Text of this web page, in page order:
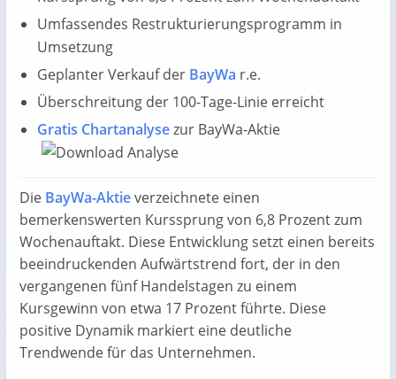
Umfassendes Restrukturierungsprogramm in
Umsetzung
Geplanter Verkauf der BayWa r.e.
Überschreitung der 100-Tage-Linie erreicht
Gratis Chartanalysezur BayWa-Aktie
Die BayWa-Aktieverzeichnete einen
bemerkenswerten Kurssprung von 6,8 Prozent zum
Wochenauftakt. Diese Entwicklung setzt einen bereits
beeindruckenden Aufwärtstrend fort, der in den
vergangenen fünf Handelstagen zu einem
Kursgewinn von etwa 17 Prozent führte. Diese
positive Dynamik markiert eine deutliche
Trendwende für das Unternehmen.